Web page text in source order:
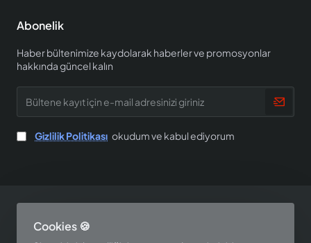
Cookies 🍪
Abonelik
Haber bültenimize kaydolarak haberler ve promosyonlar
hakkında güncel kalın
kayıt
için
e-
mail
Gizlilik Politikası okudum ve kabul ediyorum
Tasarım ve Yazılım Perspektif Teknoloji